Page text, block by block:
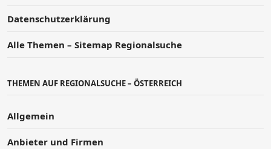
Datenschutzerklärung
Alle Themen – Sitemap Regionalsuche
THEMEN AUF REGIONALSUCHE – ÖSTERREICH
Allgemein
Anbieter und Firmen